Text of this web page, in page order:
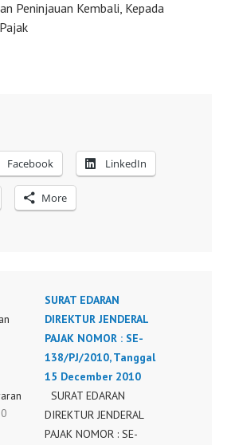
Peninjauan Kembali, Kepada
Facebook LinkedIn
More
SURAT EDARAN
DIREKTUR JENDERAL
PAJAK NOMOR : SE-
138/PJ/2010, Tanggal
15 December 2010
SURAT EDARAN
DIREKTUR JENDERAL
PAJAK NOMOR : SE-